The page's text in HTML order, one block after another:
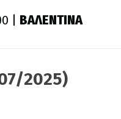
| ΒΑΛΕΝΤΙΝΑ
2025)